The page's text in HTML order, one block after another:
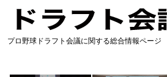
プロ野球ドラフト会議に関する総合情報ページ